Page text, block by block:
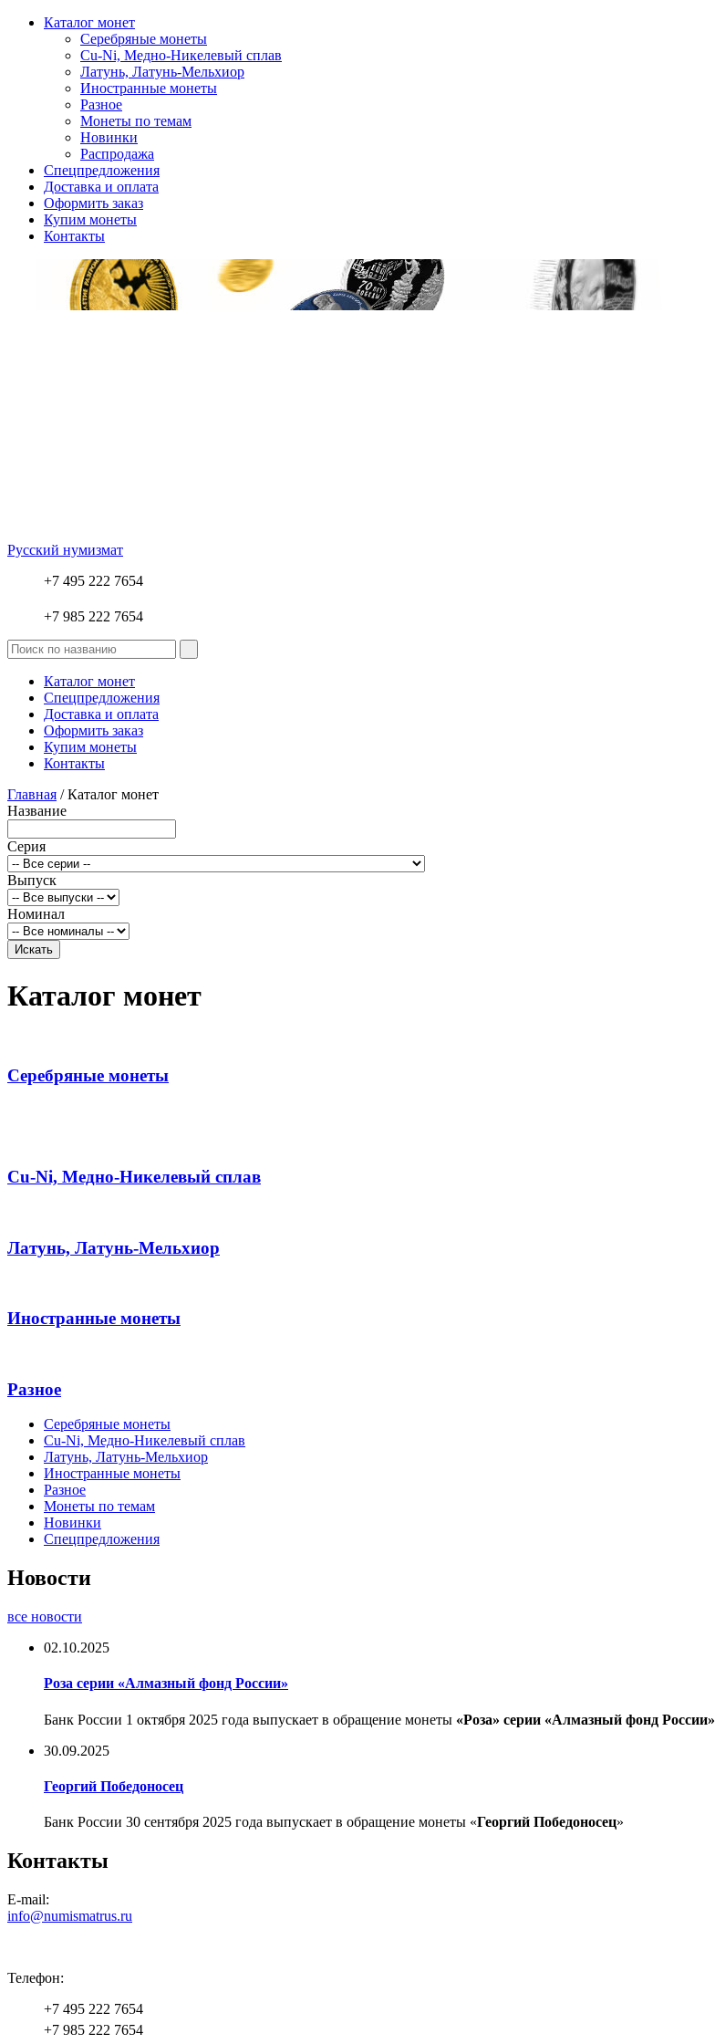
Каталог монет
Серебряные монеты
Cu-Ni, Медно-Никелевый сплав
Латунь, Латунь-Мельхиор
Иностранные монеты
Разное
Монеты по темам
Новинки
Распродажа
Спецпредложения
Доставка и оплата
Оформить заказ
Купим монеты
Контакты
Русский нумизмат
+7 495 222 7654
+7 985 222 7654
Каталог монет
Спецпредложения
Доставка и оплата
Оформить заказ
Купим монеты
Контакты
Главная / Каталог монет
Название
Серия
Выпуск
Номинал
Каталог монет
Серебряные монеты
Cu-Ni, Медно-Никелевый сплав
Латунь, Латунь-Мельхиор
Иностранные монеты
Разное
Серебряные монеты
Cu-Ni, Медно-Никелевый сплав
Латунь, Латунь-Мельхиор
Иностранные монеты
Разное
Монеты по темам
Новинки
Спецпредложения
Новости
все новости
02.10.2025
Роза серии «Алмазный фонд России»
Банк России 1 октября 2025 года выпускает в обращение монеты «Роза» серии «Алмазный фонд России»
30.09.2025
Георгий Победоносец
Банк России 30 сентября 2025 года выпускает в обращение монеты «Георгий Победоносец»
Контакты
E-mail:
info@numismatrus.ru
Телефон:
+7 495 222 7654
+7 985 222 7654